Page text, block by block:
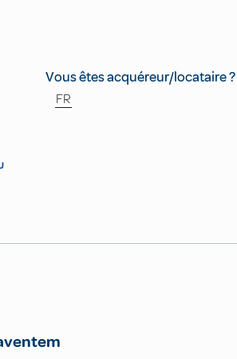
Vous êtes acquéreur/locataire ?
FR